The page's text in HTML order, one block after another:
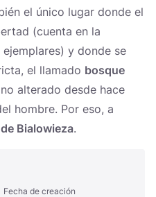
el único lugar donde el
(cuenta en la
y donde se
el llamado bosque
alterado desde hace
hombre. Por eso, a
Bialowieza.
Fecha de creación